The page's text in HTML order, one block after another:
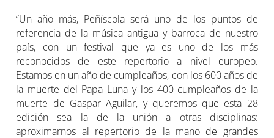
“Un año más, Peñíscola será uno de los puntos de
referencia de la música antigua y barroca de nuestro
país, con un festival que ya es uno de los más
reconocidos de este repertorio a nivel europeo.
Estamos en un año de cumpleaños, con los 600 años de
la muerte del Papa Luna y los 400 cumpleaños de la
muerte de Gaspar Aguilar, y queremos que esta 28
edición sea la de la unión a otras disciplinas:
aproximarnos al repertorio de la mano de grandes